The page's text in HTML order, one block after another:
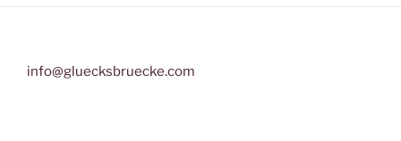
info@gluecksbruecke.com